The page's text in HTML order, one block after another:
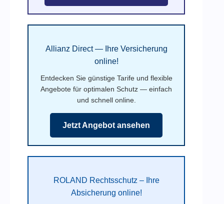
Allianz Direct — Ihre Versicherung
online!
Entdecken Sie günstige Tarife und flexible
Angebote für optimalen Schutz — einfach
und schnell online.
Jetzt Angebot ansehen
ROLAND Rechtsschutz – Ihre
Absicherung online!